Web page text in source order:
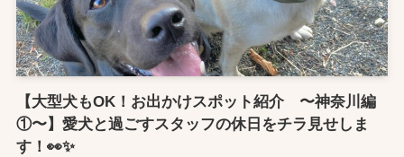
【大型犬もOK！お出かけスポット紹介 〜神奈川編
①〜】愛犬と過ごすスタッフの休日をチラ見せしま
す！👀✨